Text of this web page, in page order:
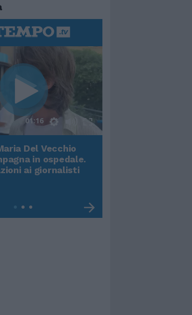
01:16
Del Vecchio
in ospedale.
ai giornalisti